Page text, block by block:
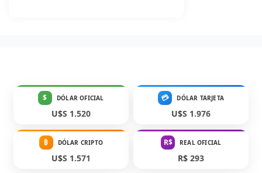
$ DÓLAR OFICIAL
U$S 1.520
💳 DÓLAR TARJETA
U$S 1.976
₿ DÓLAR CRIPTO
U$S 1.571
R$ REAL OFICIAL
R$ 293